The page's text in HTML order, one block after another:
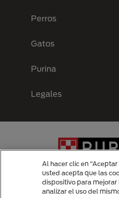
Perros
Gatos
Purina
Legales
Al hacer clic en
usted acepta que las
dispositivo para
analizar el uso del